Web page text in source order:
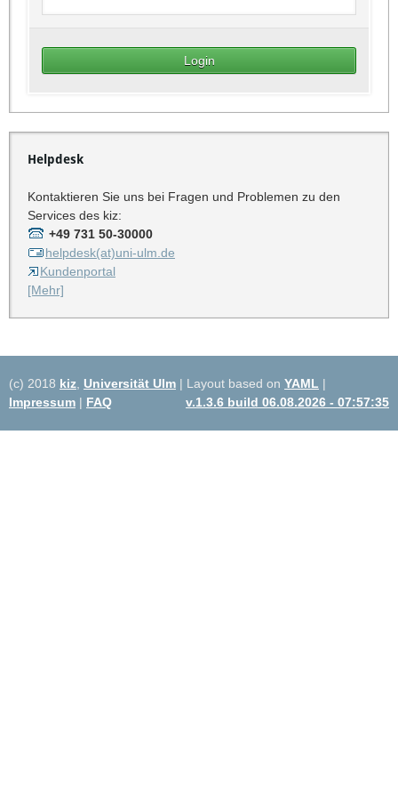
Helpdesk
Kontaktieren Sie uns bei Fragen und Problemen zu den
Services des kiz:
+49 731 50-30000
helpdesk(at)uni-ulm.de
Kundenportal
[Mehr]
(c) 2018 kiz Universität Ulm | Layout based on YAML |
Impressum | FAQ v.1.3.6 build 06.08.2026 - 07:57:35